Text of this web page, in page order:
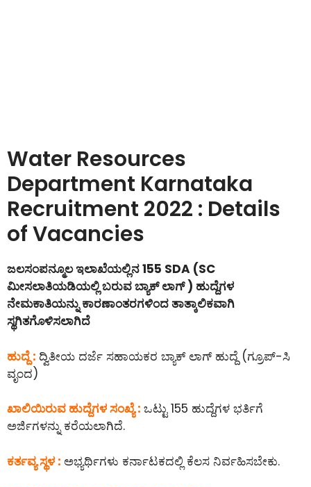
Water Resources
Department Karnataka
Recruitment 2022 : Details
of Vacancies
ಜಲಸಂಪನ್ಮೂಲ ಇಲಾಖೆಯಲ್ಲಿನ 155 SDA (SC
ಮೀಸಲಾತಿಯಡಿಯಲ್ಲಿ ಬರುವ ಬ್ಯಾಕ್ ಲಾಗ್ ) ಹುದ್ದೆಗಳ
ನೇಮಕಾತಿಯನ್ನು ಕಾರಣಾಂತರಗಳಿಂದ ತಾತ್ಕಾಲಿಕವಾಗಿ
ಸ್ಥಗಿತಗೊಳಿಸಲಾಗಿದೆ
ಹುದ್ದೆ : ದ್ವಿತೀಯ ದರ್ಜೆ ಸಹಾಯಕರ ಬ್ಯಾಕ್ ಲಾಗ್ ಹುದ್ದೆ (ಗ್ರೂಪ್-ಸಿ
ವೃಂದ)
ಖಾಲಿಯಿರುವ ಹುದ್ದೆಗಳ ಸಂಖ್ಯೆ : ಒಟ್ಟು 155 ಹುದ್ದೆಗಳ ಭರ್ತಿಗೆ
ಅರ್ಜಿಗಳನ್ನು ಕರೆಯಲಾಗಿದೆ.
ಕರ್ತವ್ಯ ಸ್ಥಳ : ಅಭ್ಯರ್ಥಿಗಳು ಕರ್ನಾಟಕದಲ್ಲಿ ಕೆಲಸ ನಿರ್ವಹಿಸಬೇಕು.